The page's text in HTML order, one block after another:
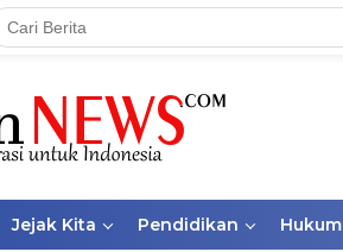
Jejak Kita Pendidikan Hukum